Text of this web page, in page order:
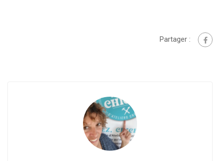
Partager :